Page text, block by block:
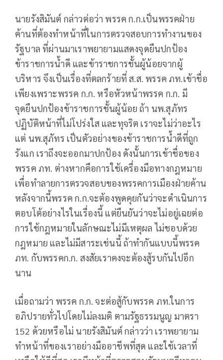
นายรังสิมันต์ กล่าวต่อว่า พรรค ก.ก.เป็นพรรคฝ่าย
ค้านที่ต้องทำหน้าที่ในการตรวจสอบการทำงานของ
รัฐบาล ที่ผ่านมาเราพยายามแสดงจุดยืนปกป้อง
ข้าราชการน้ำดี และข้าราชการชั้นผู้น้อยจากผู้
บริหาร จึงเป็นเรื่องที่ตลกร้ายที่ ส.ส. พรรค ภท.เข้าชื่อ
เพียงเพราะพรรค ก.ก. หรือหัวหน้าพรรค ก.ก. มี
จุดยืนปกป้องข้าราชการชั้นผู้น้อย ถ้า นพ.สุภัทร
ปฏิบัติหน้าที่ไม่โปร่งใส และทุจริต เราจะไม่ว่าอะไร
แต่ นพ.สุภัทร เป็นตัวอย่างของข้าราชการน้ำดีที่ถูก
รังแก เราถึงจะออกมาปกป้อง ดังนั้นการเข้าชื่อของ
พรรค ภท. ต่างหากคือการใช้เครื่องมือทางกฎหมาย
เพื่อทำลายการตรวจสอบของพรรคการเมืองฝ่ายค้าน
หลังจากนี้พรรค ก.ก.จะต้องพูดคุยกันว่าจะดำเนินการ
ตอบโต้อย่างไรในเรื่องนี้ แต่ยืนยันว่าจะไม่อยู่เฉยต่อ
การใช้กฎหมายในลักษณะไม่มีเหตุผล ไม่ชอบด้วย
กฎหมาย และไม่มีสาระเช่นนี้ ถ้าทำกันแบบนี้พรรค
ภท. กับพรรคก.ก. สงสัยเราคงจะต้องสู้รบกันไปอีก
นาน
เมื่อถามว่า พรรค ก.ก. จะต่อสู้กับพรรค ภท.ในการ
อภิปรายทั่วไปโดยไม่ลงมติ ตามรัฐธรรมนูญ มาตรา
152 ด้วยหรือไม่ นายรังสิมันต์ กล่าวว่า เราพยายาม
ทำหน้าที่ของเราอย่างมืออาชีพที่สุด และใช้เวลาที่